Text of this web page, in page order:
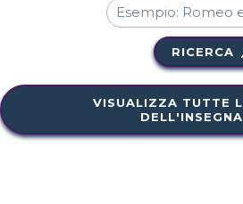
RICERCA
VISUALIZZA TUTTE